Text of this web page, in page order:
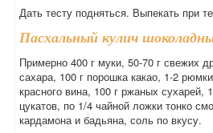
Дать тесту подняться. Выпекать при
Пасхальный кулич
Примерно 400 г муки, 50-70 г свежих
сахара, 100 г порошка какао, 1-2
красного вина, 100 г ржаных сухарей,
цукатов, по 1/4 чайной ложки тонко
кардамона и бадьяна, соль по вкусу.